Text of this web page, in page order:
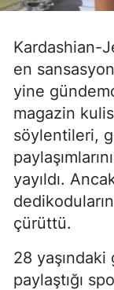
Kardashian-
en
yine
magazin
söylentileri,
yayıldı.
çürüttü.
28 yaşındaki
paylaştığı